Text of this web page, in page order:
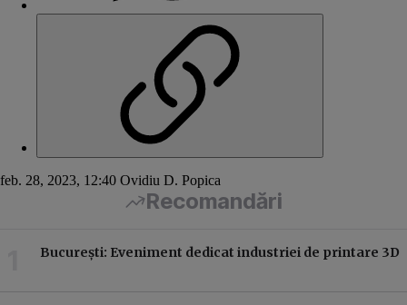
feb. 28, 2023, 12:40 Ovidiu D. Popica
Recomandări
București: Eveniment dedicat industriei de printare 3D